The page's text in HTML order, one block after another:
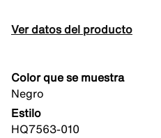
Ver datos del producto
Color que se muestra
Negro
Estilo
HQ7563-010